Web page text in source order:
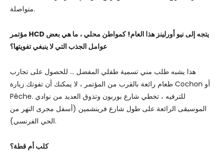
متواصلة.
مؤتمر HCD يتجه إلى نيو أورلينز هذا العام! كمواطن محلي ، ما هي بعض
عوامل الجذب التي لا ينبغي تفويتها؟
هذا يشبه طلب مني تسمية طفلي المفضل … للحصول على تجارب
طعام رائعة بالقرب من المؤتمر ، لا يمكنك أن تفوتك زيارة Cochon أو
Pêche. للترفيه ، تخطي شارع بوربون وتذوق العديد من نوادي
الموسيقى الرائعة على طول شارع فرينشمين (أسفل مجرى النهر من
الحي الفرنسي).
كلب أم قطة؟